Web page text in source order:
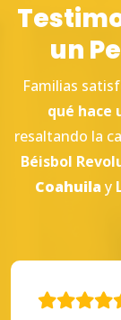
un
Familias
qué hace
resaltando la
Béisbol
Coahuila y